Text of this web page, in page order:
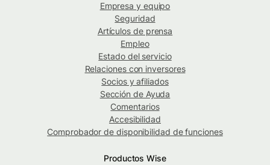
Empresa y equipo
Seguridad
Artículos de prensa
Empleo
Estado del servicio
Relaciones con inversores
Socios y afiliados
Sección de Ayuda
Comentarios
Accesibilidad
Comprobador de disponibilidad de funciones
Productos Wise